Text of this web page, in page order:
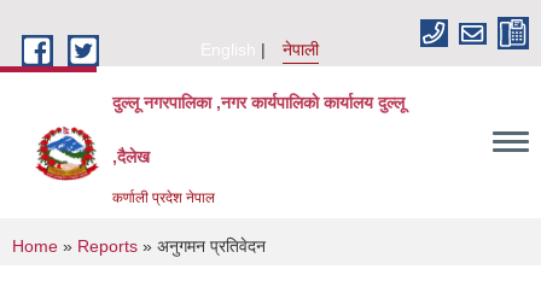
English
नेपाली
दुल्लू नगरपालिका ,नगर कार्यपालिकाे कार्यालय दुल्लू
,दैलेख
कर्णाली प्रदेश नेपाल
You are here
Home » Reports » अनुगमन प्रतिवेदन